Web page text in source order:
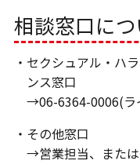
相談窓口につ
・セクシュアル・ハ
ンス窓口
→06-6364-0006(ラ
・その他窓口
→営業担当、また